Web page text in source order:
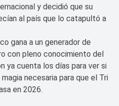
y decidió que su
al país que lo catapultó a
gana a un generador de
con pleno conocimiento del
ya cuenta los días para ver si
necesaria para que el Tri
en 2026.